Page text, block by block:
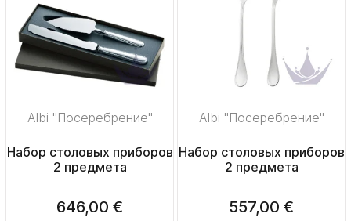
Albi "Посеребрение"
Набор столовых приборов
2 предмета
646,00 €
Albi "Посеребрение"
Набор столовых приборов
2 предмета
557,00 €